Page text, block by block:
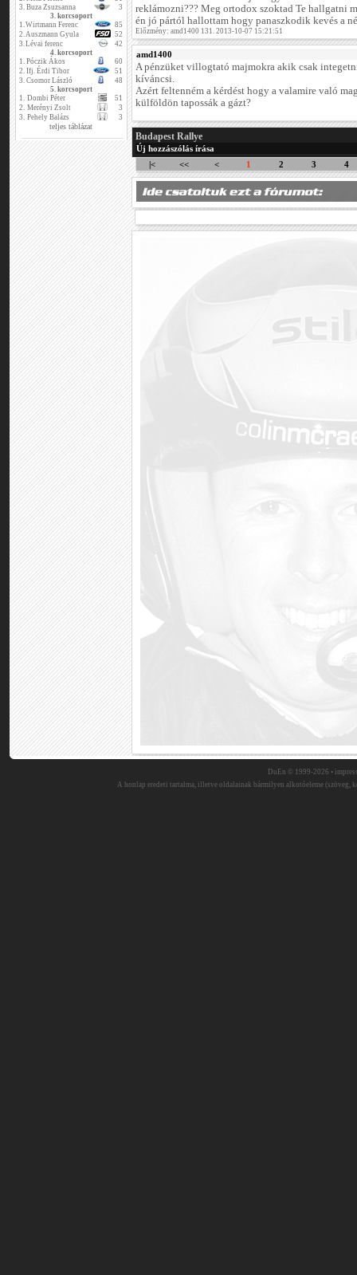
3. Buza Zsuzsanna
3
3. korcsoport
1.Wirtmann Ferenc
85
2.Auszmann Gyula
52
3.Lévai ferenc
42
4. korcsoport
1. Póczik Ákos
60
2. Ifj. Érdi Tibor
51
3. Csomor László
48
5. korcsoport
1. Dombi Péter
51
2. Merényi Zsolt
3
3. Pehely Balázs 3
teljes táblázat
reklámozni??? Meg ortodox szoktad Te hallgatni
én jó pártól hallottam hogy panaszkodik kevés a
Előzmény: amd1400 131. 2013-10-07 15:21:51
amd1400
A pénzüket villogtató majmokra akik csak
kíváncsi.
Azért feltenném a kérdést hogy a valamire való
külföldön tapossák a gázt?
Budapest Rallye
Új hozzászólás írása
|<
<< < 1 2 3 4
DuEn © 1999-2026 •
A honlap eredeti tartalma, illetve oldalainak bármilyen alkotóeleme (szöveg,